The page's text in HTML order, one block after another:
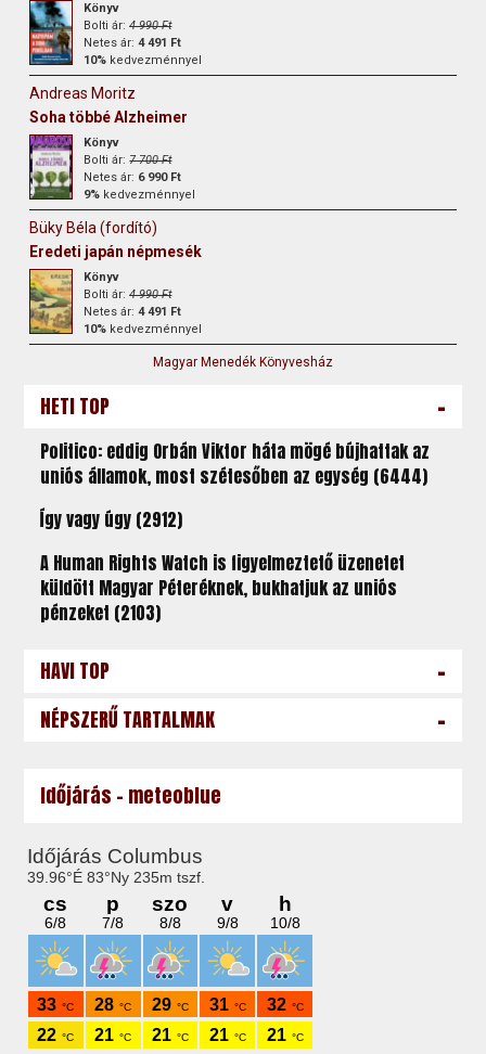
Könyv
Bolti ár:4 990 Ft
Netes ár:4 491 Ft
10% kedvezménnyel
Andreas Moritz
Soha többé Alzheimer
Könyv
Bolti ár:7 700 Ft
Netes ár: 6 990 Ft
9% kedvezménnyel
Büky Béla (fordító)
Eredeti japán népmesék
Könyv
Bolti ár:4 990 Ft
Netes ár:4 491 Ft
10% kedvezménnyel
Magyar Menedék Könyvesház
HETI TOP -
Politico: eddig Orbán Viktor háta mögé bújhattak az
uniós államok, most szétesőben az egység (6444)
Így vagy úgy (2912)
A Human Rights Watch is figyelmeztető üzenetet
küldött Magyar Péteréknek, bukhatjuk az uniós
pénzeket (2103)
HAVI TOP -
NÉPSZERŰ TARTALMAK -
Időjárás - meteoblue